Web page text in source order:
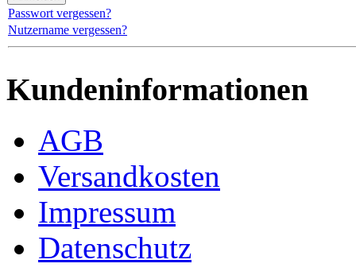
Passwort vergessen?
Nutzername vergessen?
Kundeninformationen
AGB
Versandkosten
Impressum
Datenschutz